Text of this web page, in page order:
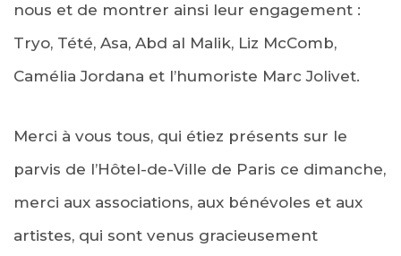
nous et de montrer ainsi leur engagement :
Tryo, Tété, Asa, Abd al Malik, Liz McComb,
Camélia Jordana et l’humoriste Marc Jolivet.
Merci à vous tous, qui étiez présents sur le
parvis de l’Hôtel-de-Ville de Paris ce dimanche,
merci aux associations, aux bénévoles et aux
artistes, qui sont venus gracieusement